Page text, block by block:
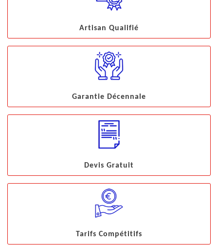
Artisan Qualifié
Garantie Décennale
Devis Gratuit
Tarifs Compétitifs